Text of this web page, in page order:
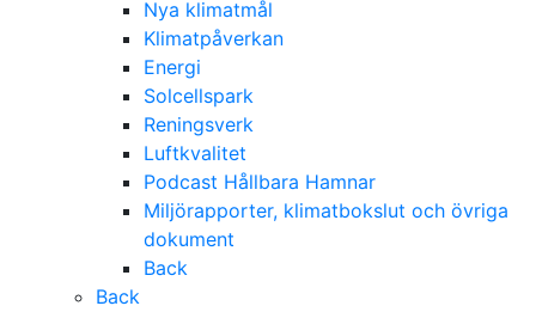
Nya klimatmål
Klimatpåverkan
Energi
Solcellspark
Reningsverk
Luftkvalitet
Podcast Hållbara Hamnar
Miljörapporter, klimatbokslut och övriga
dokument
Back
Back